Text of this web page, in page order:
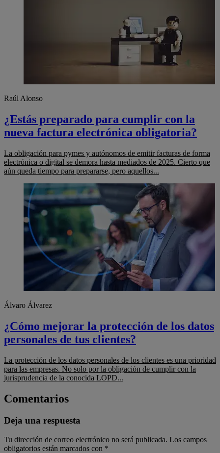
Raúl Alonso
¿Estás preparado para cumplir con la
nueva factura electrónica obligatoria?
La obligación para pymes y autónomos de emitir facturas de forma
electrónica o digital se demora hasta mediados de 2025. Cierto que
aún queda tiempo para prepararse, pero aquellos...
Álvaro Álvarez
¿Cómo mejorar la protección de los datos
personales de tus clientes?
La protección de los datos personales de los clientes es una prioridad
para las empresas. No solo por la obligación de cumplir con la
jurisprudencia de la conocida LOPD...
Comentarios
Deja una respuesta
Tu dirección de correo electrónico no será publicada. Los campos
obligatorios están marcados con *